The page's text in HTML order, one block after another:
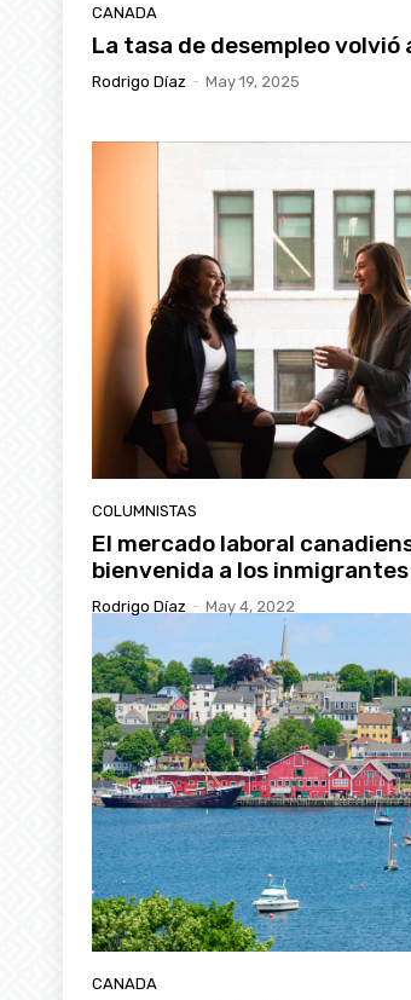
CANADA
La tasa de desempleo volvió
Rodrigo Díaz - May 19, 2025
COLUMNISTAS
El mercado laboral
bienvenida a los inmigrantes
Rodrigo Díaz - May 4, 2022
CANADA